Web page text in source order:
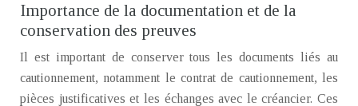
Importance de la documentation et de la
conservation des preuves
Il est important de conserver tous les documents liés au
cautionnement, notamment le contrat de cautionnement, les
pièces justificatives et les échanges avec le créancier. Ces